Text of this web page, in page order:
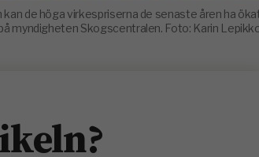
de höga virkespriserna de senaste åren ha
myndigheten Skogscentralen. Foto: Karin